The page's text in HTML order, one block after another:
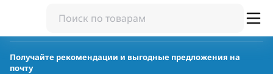
Получайте рекомендации и выгодные предложения на
почту